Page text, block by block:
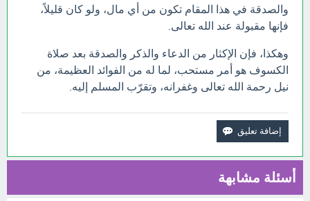
والصدقة في هذا المقام تكون من أي مال، ولو كان قليلاً،
فإنها مقبولة عند الله تعالى.
وهكذا، فإن الإكثار من الدعاء والذكر والصدقة بعد صلاة
الكسوف هو أمر مستحب، لما له من الفوائد العظيمة، من
نيل رحمة الله تعالى وغفرانه، وتقرّب المسلم إليه.
أسئلة مشابهة